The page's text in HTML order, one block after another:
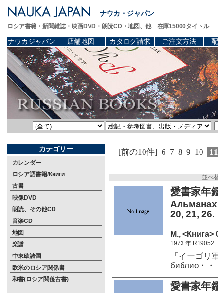
ナウカ・ジャパン
ロシア書籍・新聞雑誌・映画DVD・朗読CD・地図、他 在庫15000タイトル
ナウカジャパン 店舗地図 カタログ請求 ご注文方法
カテゴリー
カレンダー
ロシア語書籍/Книги
古書
映像DVD
朗読、その他CD
音楽CD
地図
楽譜
中東欧諸国
欧米のロシア関係書
和書(ロシア関係古書)
[前の10件] 6 7 8 9 10
並べ
愛書家
20, 21, 26.
М., <Книга>
1973 年 R19052
「イーゴ
библио・・
愛書家年